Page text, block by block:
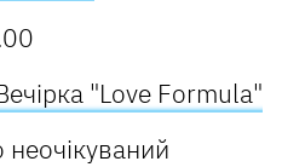
"Love Formula"